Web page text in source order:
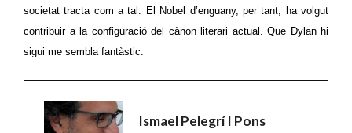
societat tracta com a tal.
El Nobel d’enguany, per tant, ha volgut
contribuir a la configuració del cànon literari actual. Que Dylan hi
sigui me sembla fantàstic
Ismael Pelegrí I Pons